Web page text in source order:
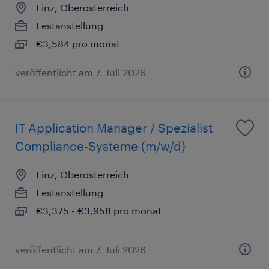
Linz, Oberosterreich
Festanstellung
€3,584 pro monat
veröffentlicht am 7. Juli 2026
IT Application Manager / Spezialist
Compliance-Systeme (m/w/d)
Linz, Oberosterreich
Festanstellung
€3,375 - €3,958 pro monat
veröffentlicht am 7. Juli 2026